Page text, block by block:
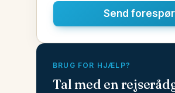
Send
BRUG FOR HJÆLP?
Tal med en